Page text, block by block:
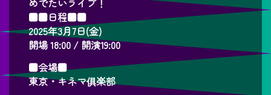
■■日程■■
2025年3月7日(金)
開場 18:00 / 開演19:00
■会場■
東京・キネマ俱楽部